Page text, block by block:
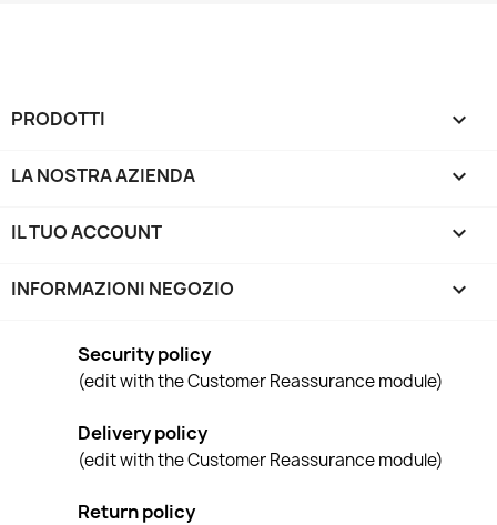
PRODOTTI 
LA NOSTRA AZIENDA 
IL TUO ACCOUNT 
INFORMAZIONI NEGOZIO keyboard_arrow_down
Security policy
(edit with the Customer Reassurance module)
Delivery policy
(edit with the Customer Reassurance module)
Return policy